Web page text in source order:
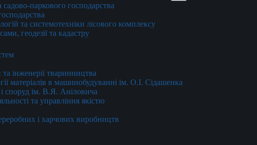
паркового господарства
та системотехніки лісового комплексу
геодезії та кадастру
інженерії тваринництва
матеріалів в машинобудуванні ім. О.І. Сідашенка
споруд ім. В.Я. Аніловича
та управління якістю
і харчових виробництв